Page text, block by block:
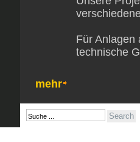
Für Anlagen
technische
mehr